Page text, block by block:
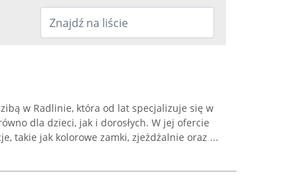
w Radlinie, która od lat specjalizuje się w
dla dzieci, jak i dorosłych. W jej ofercie
takie jak kolorowe zamki, zjeżdżalnie oraz ...